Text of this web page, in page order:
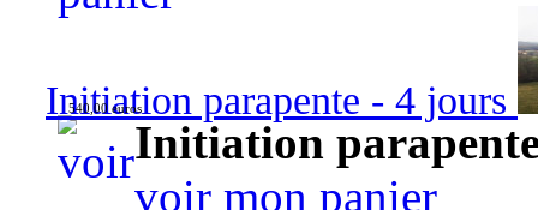
Initiation parapente - 4 jours
540,00 euros
Initiation
voir mon panier